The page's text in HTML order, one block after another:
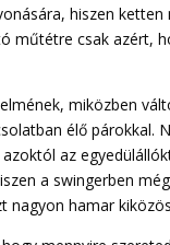
hiszen
műtétre csak azért,
miközben
élő párokkal.
az
a swingerben
nagyon hamar